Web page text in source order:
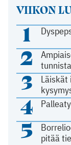
VIIKON
1
2
3
4
5
pitää